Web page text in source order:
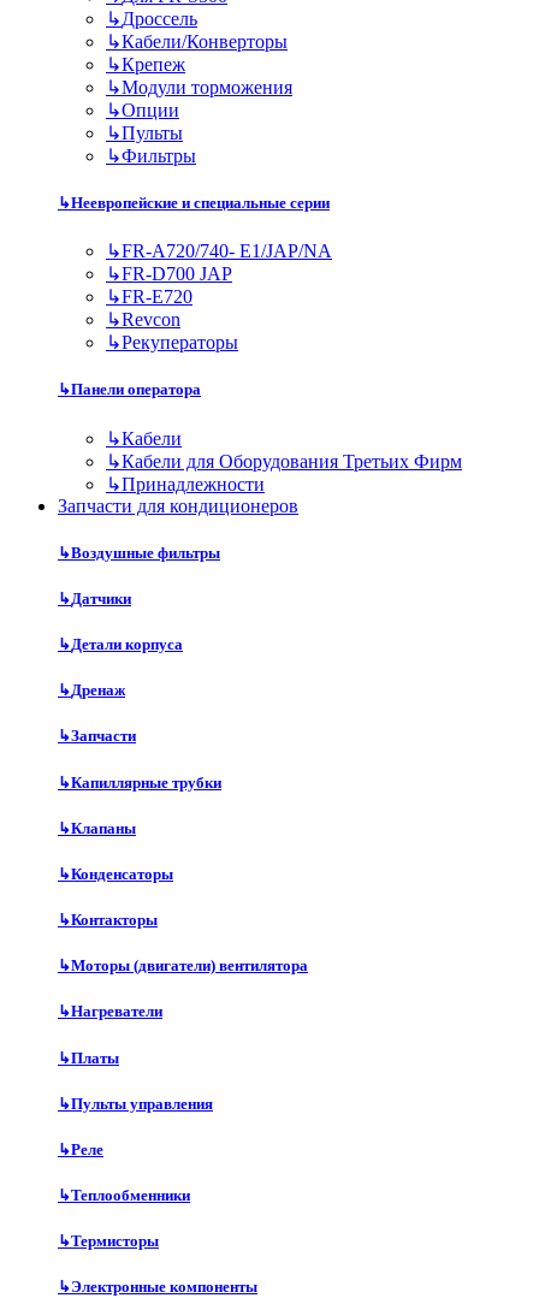
↳Дроссель
↳Кабели/Конверторы
↳Крепеж
↳Модули торможения
↳Опции
↳Пульты
↳Фильтры
↳Неевропейские и специальные серии
↳FR-A720/740- E1/JAP/NA
↳FR-D700 JAP
↳FR-E720
↳Revcon
↳Рекуператоры
↳Панели оператора
↳Кабели
↳Кабели для Оборудования Третьих Фирм
↳Принадлежности
Запчасти для кондиционеров
↳Воздушные фильтры
↳Датчики
↳Детали корпуса
↳Дренаж
↳Запчасти
↳Капиллярные трубки
↳Клапаны
↳Конденсаторы
↳Контакторы
↳Моторы (двигатели) вентилятора
↳Нагреватели
↳Платы
↳Пульты управления
↳Реле
↳Теплообменники
↳Термисторы
↳Электронные компоненты